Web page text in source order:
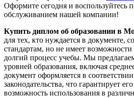
Оформите сегодня и воспользуйтесь
обслуживанием нашей компании!
Купить диплом об образовании в
для тех, кто нуждается в документе,
стандартам, но не имеет
долгий процесс учебы. Мы
уровней образования, включая
документ оформляется в
законодательства, что гарантирует
возможность использования в